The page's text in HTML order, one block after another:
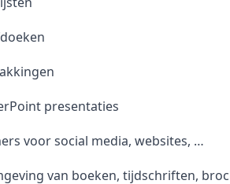
presentaties
voor social media, websites, …
van boeken, tijdschriften,